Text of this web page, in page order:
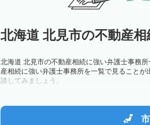
北海道 北見市の不動産
北海道 北見市の不動産相続に強い弁護士事務
産相続に強い弁護士事務所を一覧で見ること
談してみましょう。